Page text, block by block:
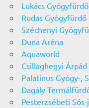
Lukács Gyógyfürdő
Rudas Gyógyfürdő
Széchenyi
Duna Aréna
Aquaworld
Csillaghegyi
Palatinus Gyógy-,
Dagály
Pesterzsébeti